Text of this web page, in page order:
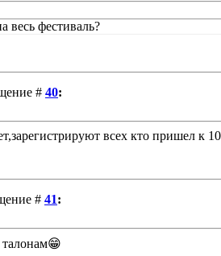
весь фестиваль?
# 40:
всех кто пришел к
# 41:
талонам😁